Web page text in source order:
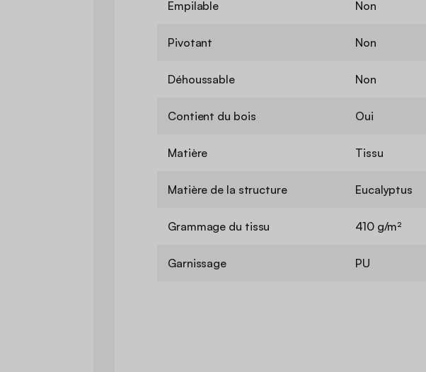
Empilable Non
Pivotant Non
Déhoussable Non
Contient du bois Oui
Matière Tissu
Matière de la structure Eucalyptus
Grammage du tissu 410 g/m²
Garnissage PU